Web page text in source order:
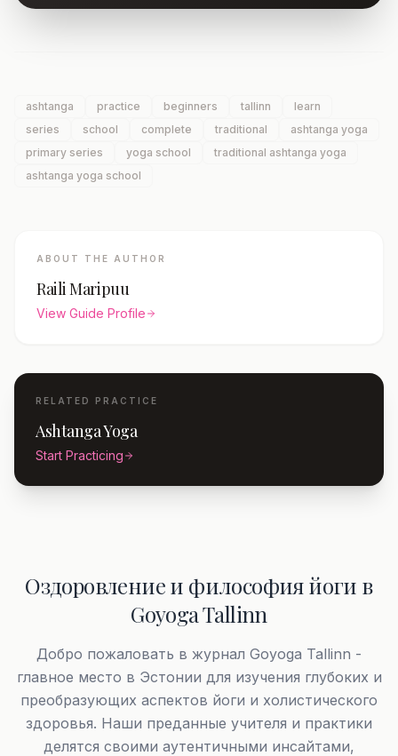
ashtanga practice beginners tallinn
learn
series
school complete traditional
ashtanga yoga
primary series
yoga school
traditional ashtanga yoga
ashtanga yoga school
ABOUT THE AUTHOR
Raili Maripuu
View Guide Profile
RELATED PRACTICE
Ashtanga Yoga
Start Practicing
Оздоровление и философия йоги в
Goyoga Tallinn
Добро пожаловать в журнал Goyoga Tallinn -
главное место в Эстонии для изучения глубоких и
преобразующих аспектов йоги и холистического
здоровья. Наши преданные учителя и практики
делятся своими аутентичными инсайтами,